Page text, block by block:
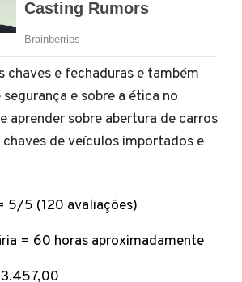
chaves e fechaduras e também
e sobre a ética no
aprender sobre abertura de carros
de veículos importados e
5/5 (120 avaliações)
= 60 horas aproximadamente